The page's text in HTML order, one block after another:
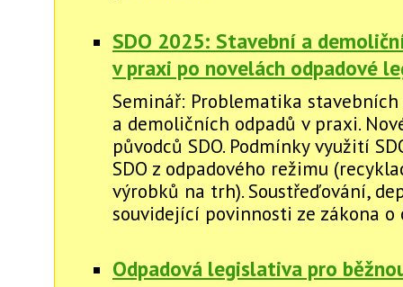
SDO 2025: Stavební a
v praxi po novelách odpadové
Seminář: Problematika stavebních
a demoličních odpadů v praxi.
původců SDO. Podmínky využití
SDO z odpadového režimu
výrobků na trh). Soustřeďování,
souvidející povinnosti ze zákona o
Odpadová legislativa pro